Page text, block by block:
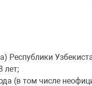
Республики
лет;
(в том числе